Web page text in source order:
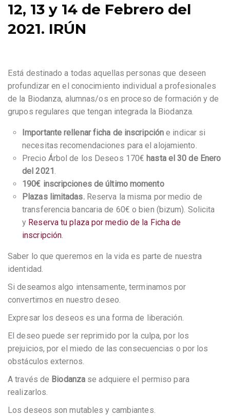
12, 13 y 14 de Febrero del
2021. IRÚN
Está destinado a todas aquellas personas que deseen
profundizar en el conocimiento individual a profesionales
de la Biodanza, alumnas/os en proceso de formación y de
grupos regulares que tengan integrada la Biodanza.
Importante rellenar ficha de inscripción e indicar si
necesitas recomendaciones para el alojamiento.
Precio Árbol de los Deseos 170€ hasta el 30 de Enero
del 2021.
190€ inscripciones de último momento
Plazas limitadas.Reserva la misma por medio de
transferencia bancaria de 60€ o bien (bizum). Solicita
y Reserva tu plaza por medio de la Ficha de
inscripción.
Saber lo que queremos en la vida es parte de nuestra
identidad.
Si deseamos algo intensamente, terminamos por
convertirnos en nuestro deseo.
Expresar los deseos es una forma de liberación.
El deseo puede ser reprimido por la culpa, por los
prejuicios, por el miedo de las consecuencias o por los
obstáculos externos.
A través de Biodanza se adquiere el permiso para
realizarlos.
Los deseos son mutables y cambiantes.